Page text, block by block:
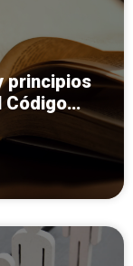
principios
Código